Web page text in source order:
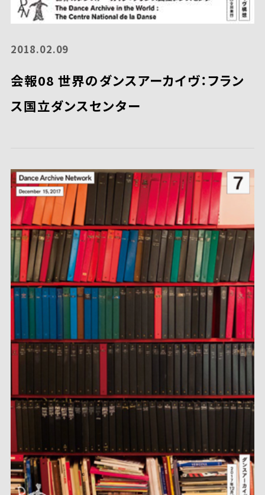
2018.02.09
会報08 世界のダンスアーカイヴ：フラン
ス国立ダンスセンター